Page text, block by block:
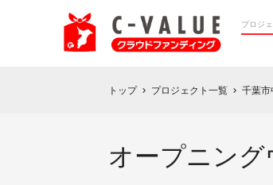
トップ chevron_right プロジェクト一覧 chevron_right 千葉市
オープニング